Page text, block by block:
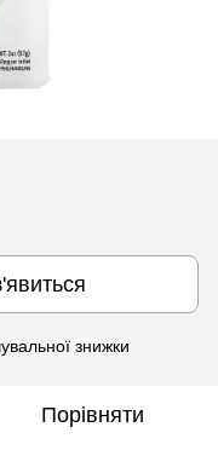
знижки
Порівняти